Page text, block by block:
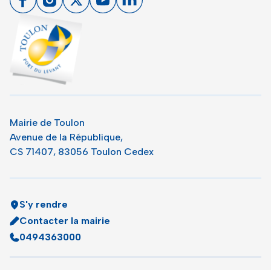
Mairie de Toulon
Avenue de la République,
CS 71407, 83056 Toulon Cedex
S'y rendre
Contacter la mairie
0494363000